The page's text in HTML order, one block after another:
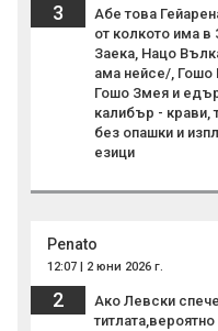
3
Абе това
от колкото има в
Заека, Нацо
ама нейсе/, Гошо
Гошо Змея и
калибър - крави,
без опашки и
езици
Penato
12:07 | 2 юни 2026 г.
2
Ако Левски